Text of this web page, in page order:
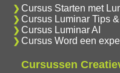
Cursus Starten met
Cursus Luminar Tips
Cursus Luminar AI
Cursus Word een
Cursussen